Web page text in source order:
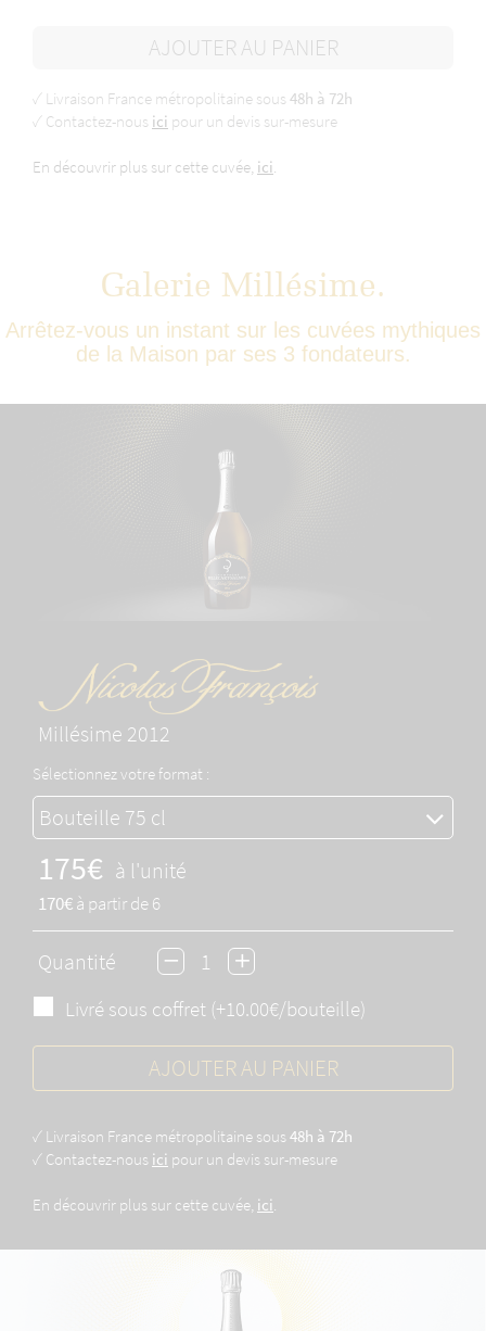
AJOUTER AU PANIER
✓ Livraison France métropolitaine sous 48h à 72h
✓ Contactez-nous ici pour un devis sur-mesure
En découvrir plus sur cette cuvée, ici.
Galerie Millésime.
Arrêtez-vous un instant sur les cuvées mythiques
de la Maison par ses 3 fondateurs.
Millésime 2012
Sélectionnez votre format :
Bouteille 75 cl
175€ à l'unité
170€à partir de 6
Quantité
Livré sous coffret (+10.00€/bouteille)
AJOUTER AU PANIER
✓ Livraison France métropolitaine sous 48h à 72h
✓ Contactez-nous ici pour un devis sur-mesure
En découvrir plus sur cette cuvée, ici.